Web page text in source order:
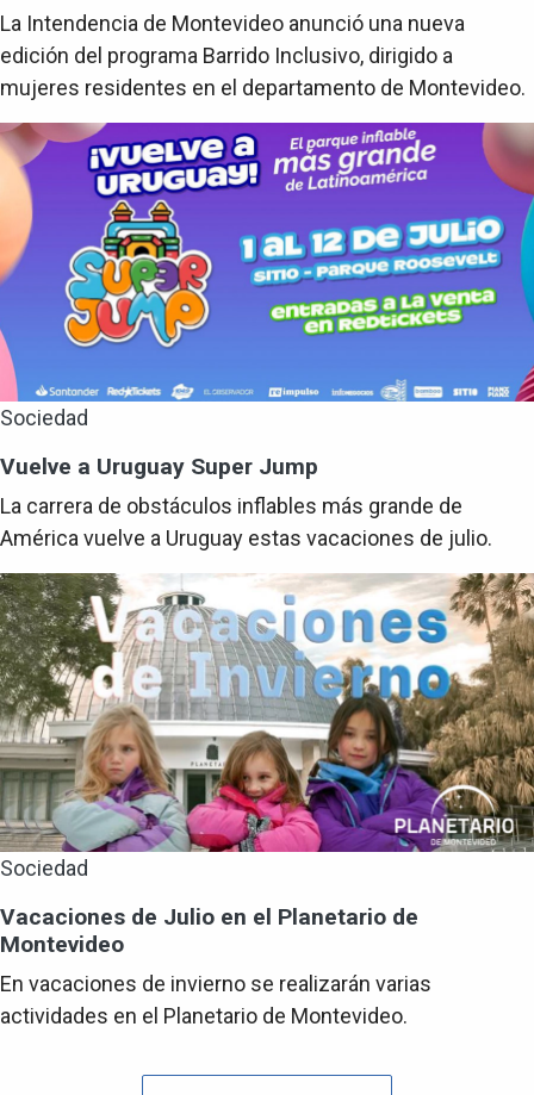
La Intendencia de Montevideo anunció una nueva
edición del programa Barrido Inclusivo, dirigido a
mujeres residentes en el departamento de Montevideo.
Sociedad
Vuelve a Uruguay Super Jump
La carrera de obstáculos inflables más grande de
América vuelve a Uruguay estas vacaciones de julio.
Sociedad
Vacaciones de Julio en el Planetario de
Montevideo
En vacaciones de invierno se realizarán varias
actividades en el Planetario de Montevideo.